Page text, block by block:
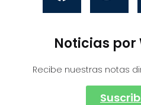
Noticias
Recibe nuestras notas